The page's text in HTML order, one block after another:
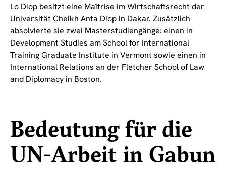
Lo Diop besitzt eine Maîtrise im Wirtschaftsrecht der
Universität Cheikh Anta Diop in Dakar. Zusätzlich
absolvierte sie zwei Masterstudiengänge: einen in
Development Studies am School for International
Training Graduate Institute in Vermont sowie einen in
International Relations an der Fletcher School of Law
and Diplomacy in Boston.
Bedeutung für die
UN-Arbeit in Gabun